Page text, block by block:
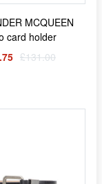
MCQUEEN
card holder
£131.00